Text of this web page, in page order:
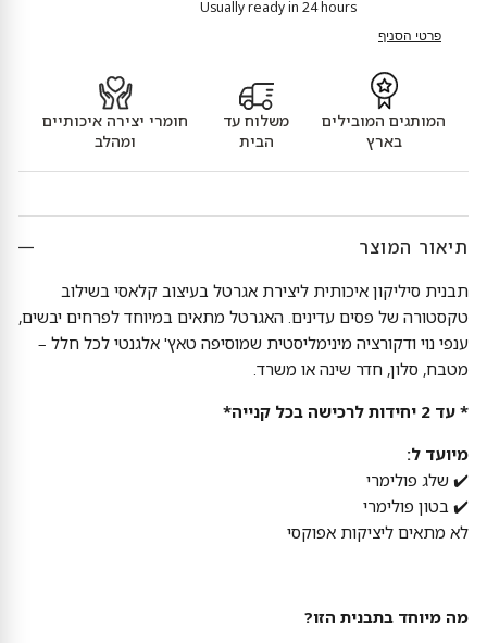
Usually ready in 24 hours
פרטי הסניף
המותגים המובילים
בארץ
משלוח עד
הבית
חומרי יצירה איכותיים
ומהלב
תיאור המוצר
תבנית סיליקון איכותית ליצירת אגרטל בעיצוב קלאסי בשילוב
טקסטורה של פסים עדינים. האגרטל מתאים במיוחד לפרחים יבשים,
ענפי נוי ודקורציה מינימליסטית שמוסיפה טאץ' אלגנטי לכל חלל –
מטבח, סלון, חדר שינה או משרד.
* עד 2 יחידות לרכישה בכל קנייה*
מיועד ל:
✔️ שלג פולימרי
✔️ בטון פולימרי
לא מתאים ליציקות אפוקסי
מה מיוחד בתבנית הזו?